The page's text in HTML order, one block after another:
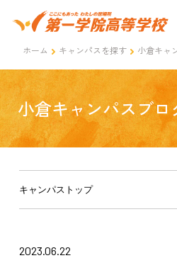
ホーム キャンパスを探す 小倉キャ
小倉キャンパスブロ
キャンパストップ
2023.06.22